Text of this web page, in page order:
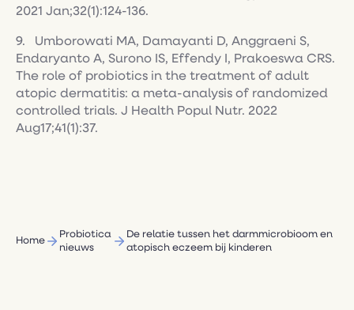
2021 Jan;32(1):124-136.
9. Umborowati MA, Damayanti D, Anggraeni S,
Endaryanto A, Surono IS, Effendy I, Prakoeswa CRS.
The role of probiotics in the treatment of adult
atopic dermatitis: a meta-analysis of randomized
controlled trials. J Health Popul Nutr. 2022
Aug17;41(1):37.
Home
Probiotica
nieuws
De relatie tussen het darmmicrobioom en
atopisch eczeem bij kinderen